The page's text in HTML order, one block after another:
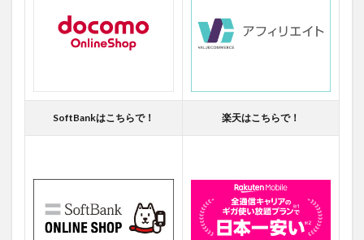
SoftBankはこちらで！ 楽天はこちらで！